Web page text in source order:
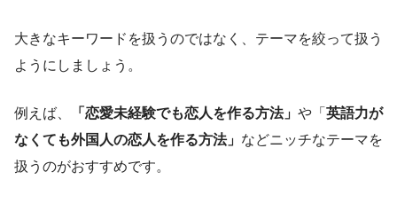
大きなキーワードを扱うのではなく、テーマを絞って扱う
ようにしましょう。
例えば、 「恋愛未経験でも恋人を作る方法」 や「 英語力が
なくても外国人の恋人を作る方法」 などニッチなテーマを
扱うのがおすすめです。